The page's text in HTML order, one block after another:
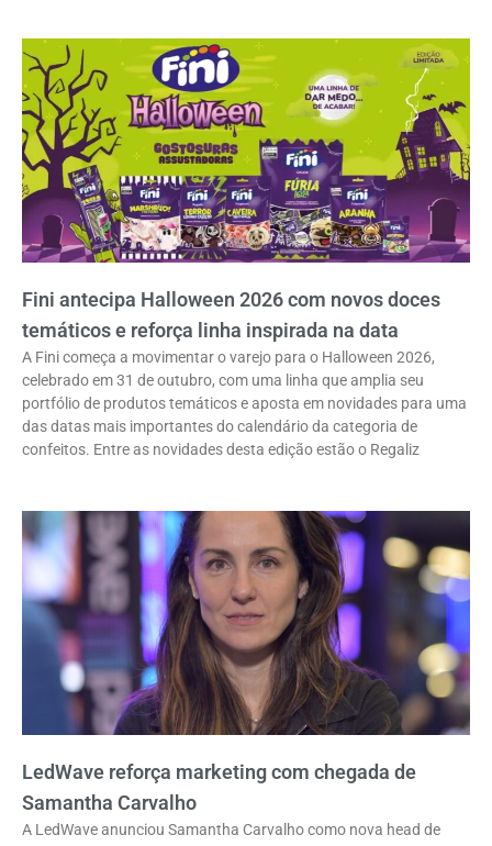
Fini antecipa Halloween 2026 com novos doces
temáticos e reforça linha inspirada na data
A Fini começa a movimentar o varejo para o Halloween 2026,
celebrado em 31 de outubro, com uma linha que amplia seu
portfólio de produtos temáticos e aposta em novidades para uma
das datas mais importantes do calendário da categoria de
confeitos. Entre as novidades desta edição estão o Regaliz
LedWave reforça marketing com chegada de
Samantha Carvalho
A LedWave anunciou Samantha Carvalho como nova head de